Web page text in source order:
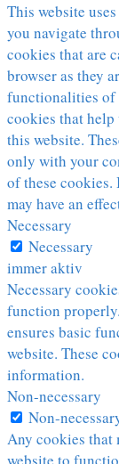
This website
you navigate
cookies that are
browser as they
functionalities of
cookies that help
this website.
only with your
of these
may have an
Necessary
Necessary
immer aktiv
Necessary
function
ensures basic
website. These
information.
Non-necessary
Non-
Any cookies that